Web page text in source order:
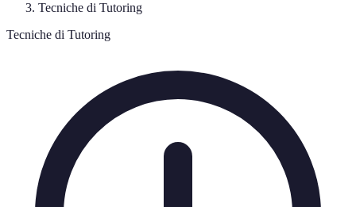
Tecniche di Tutoring
Tecniche di Tutoring